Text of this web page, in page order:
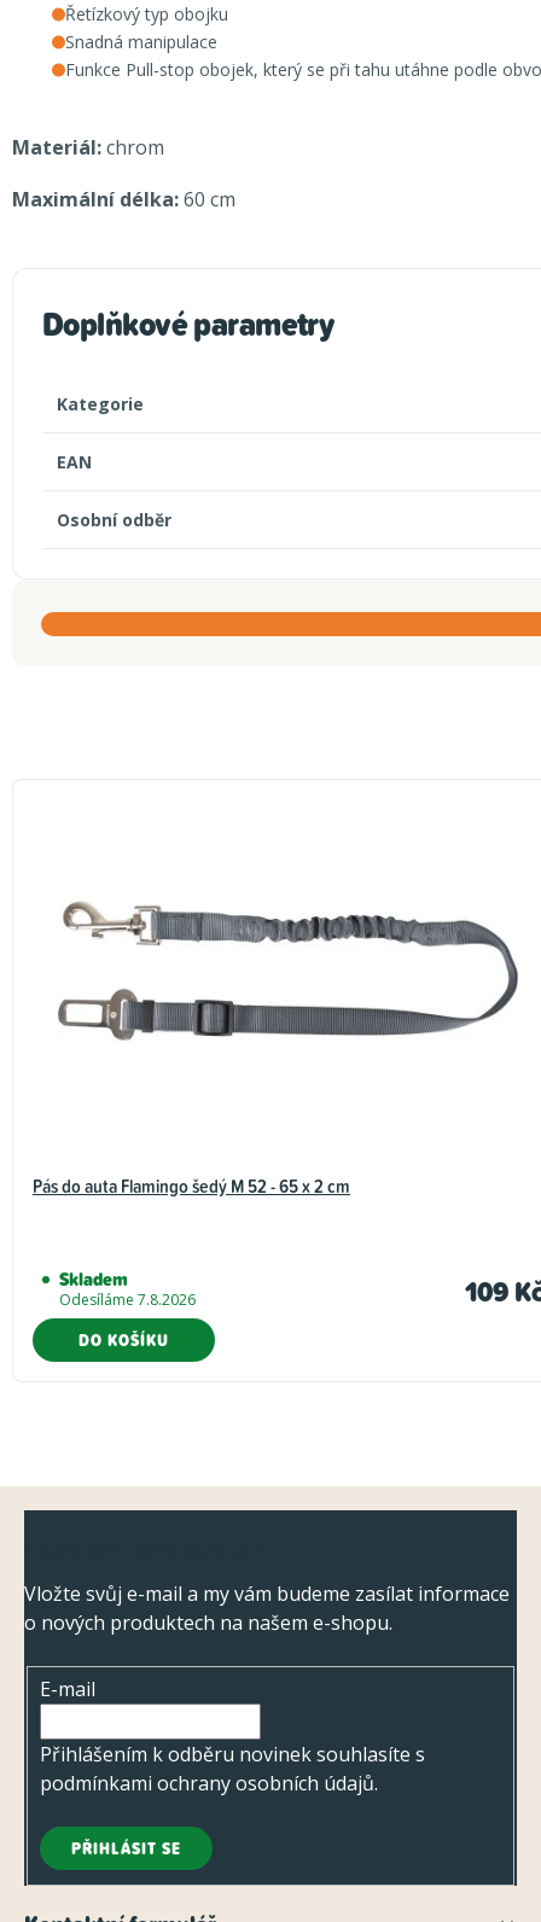
Řetízkový typ obojku
Snadná manipulace
Funkce Pull-stop obojek, který se při tahu utáhne podle
Materiál:chrom
Maximální délka:60 cm
Doplňkové parametry
Kategorie
EAN
Osobní odběr
Pás do auta Flamingo šedý M 52 - 65 x 2 cm
Skladem
Odesíláme 7.8.2026 109
DO KOŠÍKU
Vložte svůj e-mail a my vám budeme zasílat informace
o nových produktech na našem e-shopu.
E-mail
Přihlášením k odběru novinek souhlasíte s
podmínkami ochrany osobních údajů.
PŘIHLÁSIT SE